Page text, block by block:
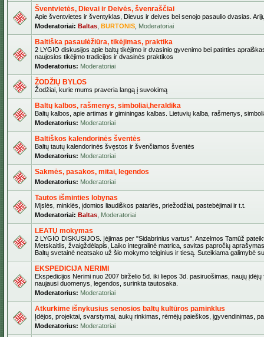
Šventvietės, Dievai ir Deivės, švenraščiai
Apie šventvietes ir šventyklas, Dievus ir deives bei senojo pasaulio dvasias.
Moderatoriai: Baltas BURTONIS Moderatoriai
Baltiška pasaulėžiūra, tikėjimas, praktika
2 LYGIO diskusijos apie baltų tikėjimo ir dvasinio gyvenimo bei patirties
naujosios tikėjimo tradicijos ir dvasinės praktikos
Moderatorius: Moderatoriai
ŽODŽIŲ BYLOS
Žodžiai, kurie mums praveria langą į suvokimą
Baltų kalbos, rašmenys, simboliai,heraldika
Baltų kalbos, apie artimas ir giminingas kalbas. Lietuvių kalba, rašmenys,
Moderatorius: Moderatoriai
Baltiškos kalendorinės šventės
Baltų tautų kalendorinės švęstos ir švenčiamos šventės
Moderatorius: Moderatoriai
Sakmės, pasakos, mitai, legendos
Moderatorius: Moderatoriai
Tautos išminties lobynas
Mįslės, minklės, įdomios liaudiškos patarlės, priežodžiai, pastebėjimai ir t.t.
Moderatoriai: Baltas Moderatoriai
LEATŲ mokymas
2 LYGIO DISKUSIJOS. Įėjimas per "Sidabrinius vartus". Anzelmos Tamūž
Metskaitlis, žvaigždėlapis, Laiko integralinė matrica, savitas papročių
Baltų svetainė neatsako už šio mokymo teiginius ir tiesą. Suteikiama galimybė
EKSPEDICIJA NERIMI
Ekspedicijos Nerimi nuo 2007 birželio 5d. iki liepos 3d. pasiruošimas, naujų
naujausi duomenys, legendos, surinkta tautosaka.
Moderatorius: Moderatoriai
Atkurkime išnykusius senosios baltų kultūros paminklus
Įdėjos, projektai, svarstymai, aukų rinkimas, rėmėjų paieškos, įgyvendinimas,
Moderatorius: Moderatoriai